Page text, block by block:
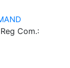
Com.: